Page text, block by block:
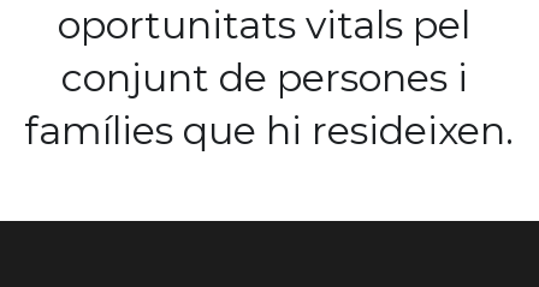
oportunitats vitals pel
conjunt de persones i
famílies que hi resideixen.